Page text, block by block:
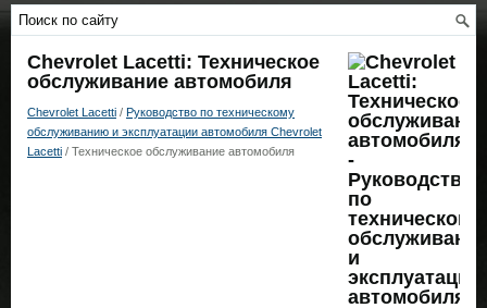
Chevrolet Lacetti: Техническое
обслуживание автомобиля
Chevrolet Lacetti / Руководство по техническому
обслуживанию и эксплуатации автомобиля Chevrolet
Lacetti / Техническое обслуживание автомобиля